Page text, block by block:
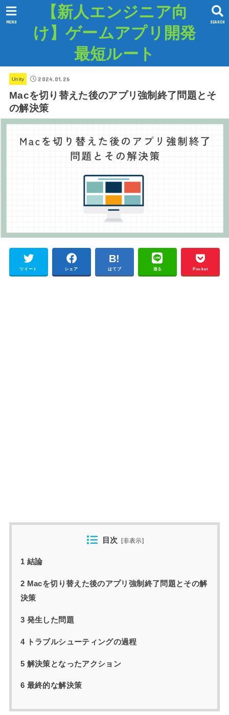
【新人エンジニア向
け】ゲームアプリ開発
最短ルート
SEARCH
MENU
Unity 2024.01.26
Macを切り替えた後のアプリ強制終了問題とそ
の解決策
ツイート シェア はてブ 送る Pocket
目次 [非表示]
1 結論
2 Macを切り替えた後のアプリ強制終了問題とその解
決策
3 発生した問題
4 トラブルシューティングの過程
5 解決策となったアクション
6 最終的な解決策